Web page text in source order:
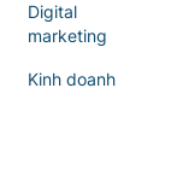
Digital
marketing
Kinh doanh